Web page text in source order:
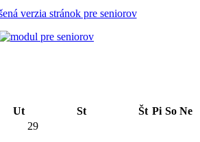
verzia stránok pre seniorov
Ut St Št Pi So Ne
29